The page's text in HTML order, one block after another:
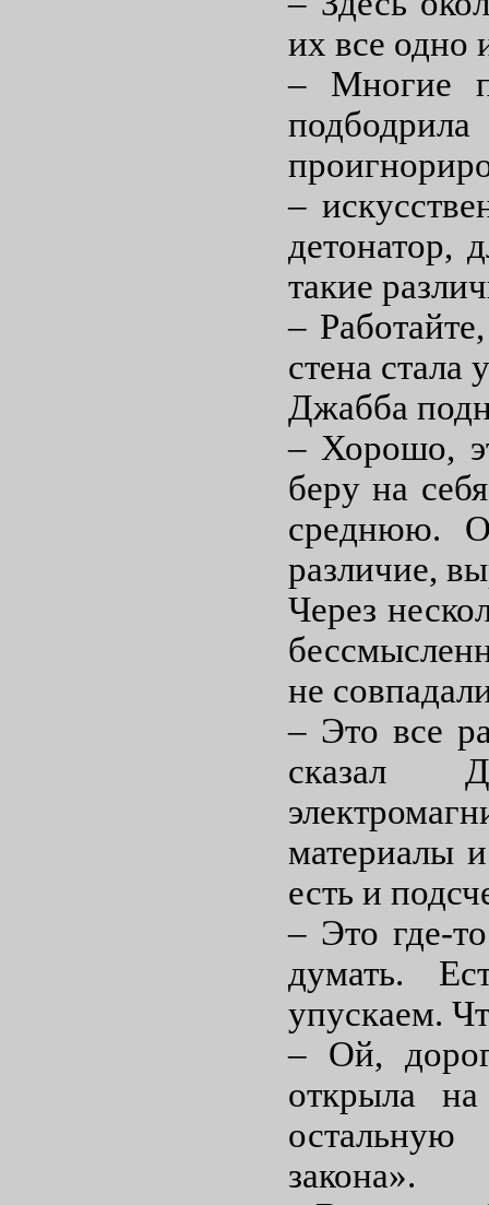
их все одно
– Многие
–
детонатор,
такие
–
стена
Джабба
– Хорошо,
беру на
среднюю.
различие,
Через
не
– Это все
сказал
материалы
есть и
– Это где-
думать.
упускаем.
– Ой,
открыла
остальную
закона».